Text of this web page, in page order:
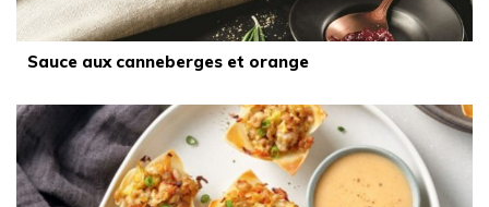
Sauce aux canneberges et orange